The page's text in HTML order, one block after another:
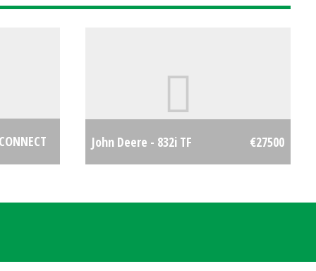
John Deere - 832i TF €27500